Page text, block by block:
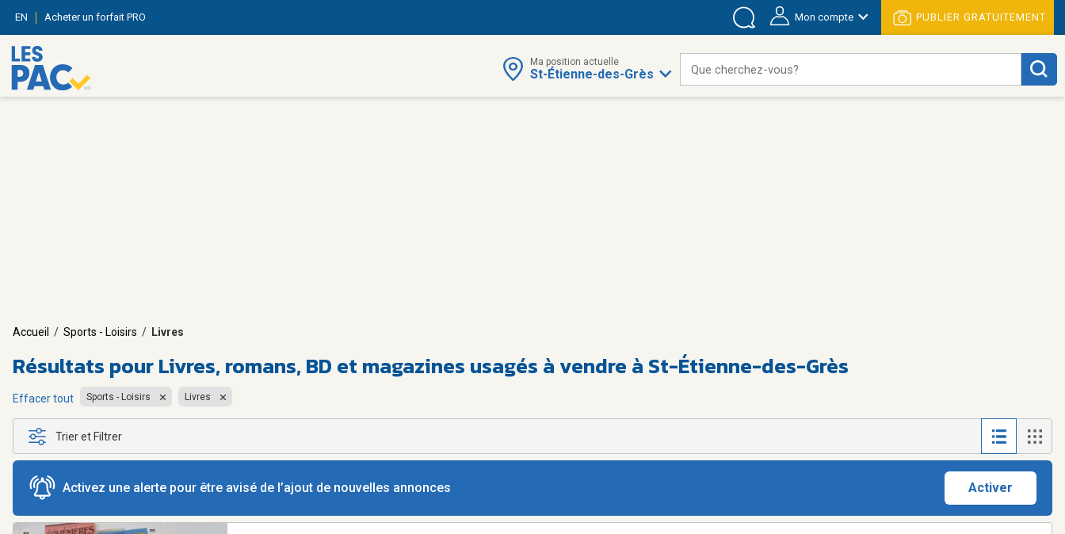
EN Acheter un forfait PRO Mon compte PUBLIER GRATUITEMENT
Ma position actuelle
St-Étienne-des-Grès Que cherchez-vous?
Accueil / Sports - Loisirs / Livres
Résultats pourLivres, romans, BD et magazines usagés à vendre à St-Étienne-des-Grès
Effacer tout Sports - Loisirs Livres
Trier et Filtrer
Activez une alerte pour être avisé de l’ajout de nouvelles annonces Activer